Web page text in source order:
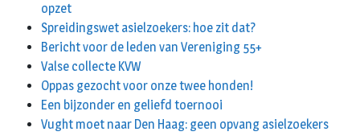
opzet
Spreidingswet asielzoekers: hoe zit dat?
Bericht voor de leden van Vereniging 55+
Valse collecte KVW
Oppas gezocht voor onze twee honden!
Een bijzonder en geliefd toernooi
Vught moet naar Den Haag: geen opvang asielzoekers